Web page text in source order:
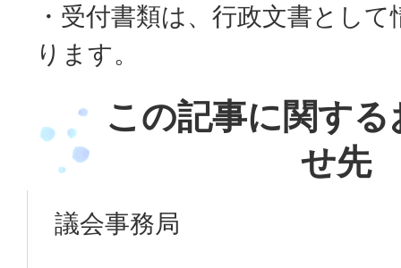
・受付書類は、行政文書とし
ります。
この記事に関す
せ先
議会事務局